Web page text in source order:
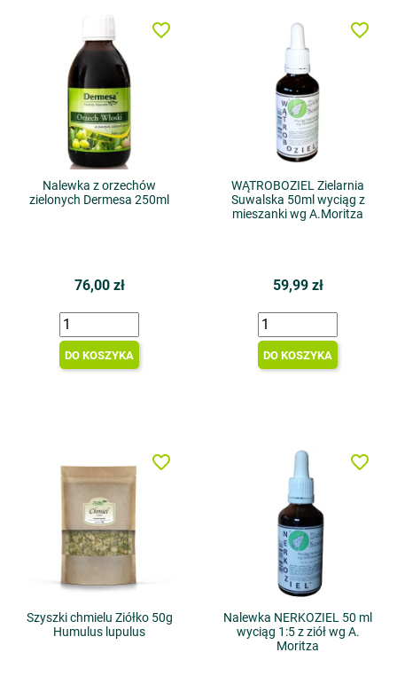
Nalewka z orzechów
zielonych Dermesa 250ml
76,00 zł
DO KOSZYKA
favorite_border
WĄTROBOZIEL Zielarnia
Suwalska 50ml wyciąg z
mieszanki wg A.Moritza
59,99 zł
DO KOSZYKA
favorite_border
Szyszki chmielu Ziółko 50g
Humulus lupulus
favorite_border
Nalewka NERKOZIEL 50 ml
wyciąg 1:5 z ziół wg A.
Moritza
favorite_border